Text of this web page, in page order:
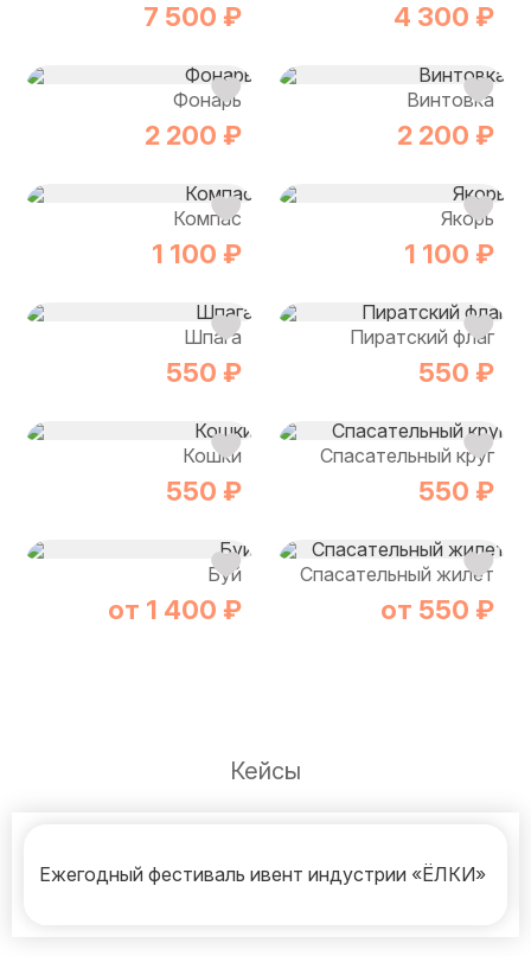
7 500 ₽ 4 300 ₽
Фонарь
2 200 ₽
Винтовка
2 200 ₽
Компас
1 100 ₽
Якорь
1 100 ₽
Шпага
550 ₽
Пиратский флаг
550 ₽
Кошки
550 ₽
Спасательный круг
550 ₽
Буй
от 1 400 ₽
Спасательный жилет
от 550 ₽
Кейсы
Ежегодный фестиваль ивент индустрии «ЁЛКИ»